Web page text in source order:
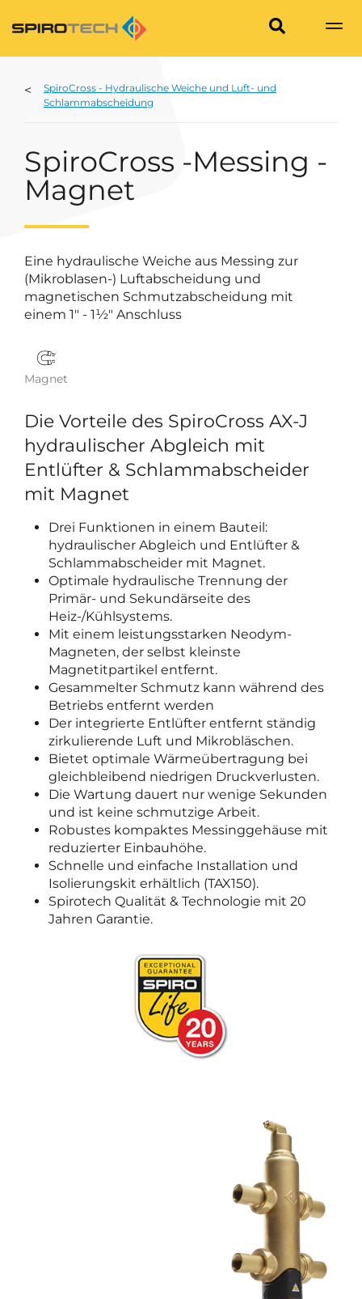
SpiroCross - Hydraulische Weiche und Luft- und
Schlammabscheidung
SpiroCross -Messing -
Magnet
Eine hydraulische Weiche aus Messing zur
(Mikroblasen-) Luftabscheidung und
magnetischen Schmutzabscheidung mit
einem 1" - 1½" Anschluss
Magnet
Die Vorteile des SpiroCross AX-J
hydraulischer Abgleich mit
Entlüfter & Schlammabscheider
mit Magnet
Drei Funktionen in einem Bauteil:
hydraulischer Abgleich und Entlüfter &
Schlammabscheider mit Magnet.
Optimale hydraulische Trennung der
Primär- und Sekundärseite des
Heiz-/Kühlsystems.
Mit einem leistungsstarken Neodym-
Magneten, der selbst kleinste
Magnetitpartikel entfernt.
Gesammelter Schmutz kann während des
Betriebs entfernt werden
Der integrierte Entlüfter entfernt ständig
zirkulierende Luft und Mikrobläschen.
Bietet optimale Wärmeübertragung bei
gleichbleibend niedrigen Druckverlusten.
Die Wartung dauert nur wenige Sekunden
und ist keine schmutzige Arbeit.
Robustes kompaktes Messinggehäuse mit
reduzierter Einbauhöhe.
Schnelle und einfache Installation und
Isolierungskit erhältlich (TAX150).
Spirotech Qualität & Technologie mit 20
Jahren Garantie.